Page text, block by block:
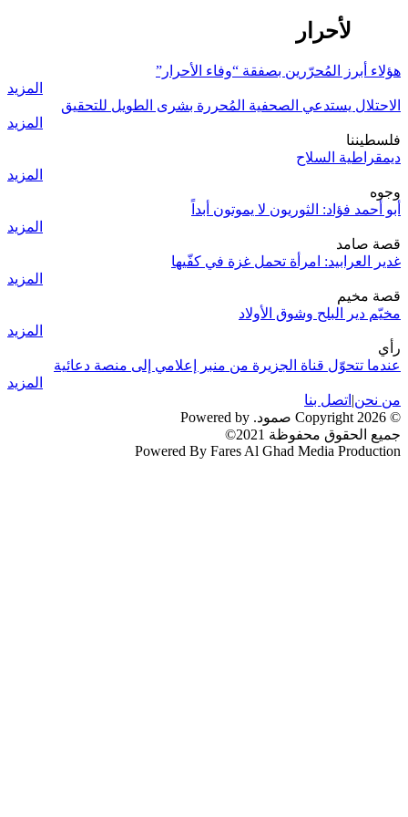
وفاء الأحرار
هؤلاء أبرز المُحرّرين بصفقة “وفاء الأحرار”
المزيد
الاحتلال يستدعي الصحفية المُحررة بشرى الطويل للتحقيق
المزيد
فلسطيننا
ديمقراطية السلاح
المزيد
وجوه
أبو أحمد فؤاد: الثوريون لا يموتون أبداً
المزيد
قصة صامد
غدير العرابيد: امرأة تحمل غزة في كفّيها
المزيد
قصة مخيم
مخيّم دير البلح وشوق الأولاد
المزيد
رأي
عندما تتحوّل قناة الجزيرة من منبر إعلامي إلى منصة دعائية
المزيد
من نحن| اتصل بنا
© 2026 Copyright صمود. Powered by
جميع الحقوق محفوظة 2021©
Powered By Fares Al Ghad Media Production